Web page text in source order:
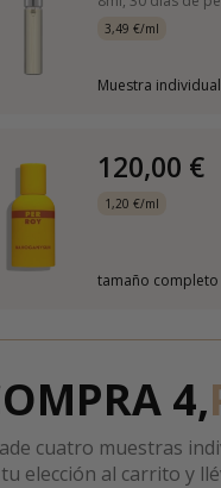
3,49 €/ml
Muestra
120,00 €
1,20 €/ml
tamaño completo
4,
cuatro muestras
elección al carrito y